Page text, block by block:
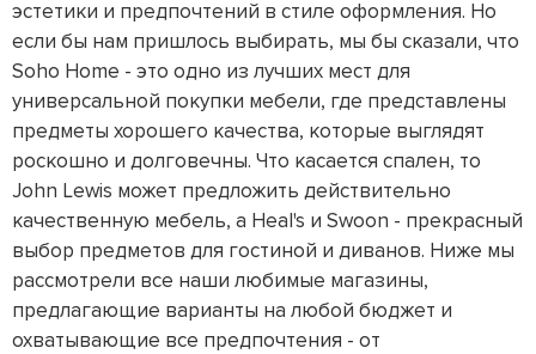
эстетики и предпочтений в стиле оформления. Но
если бы нам пришлось выбирать, мы бы сказали, что
Soho Home - это одно из лучших мест для
универсальной покупки мебели, где представлены
предметы хорошего качества, которые выглядят
роскошно и долговечны. Что касается спален, то
John Lewis может предложить действительно
качественную мебель, а Heal's и Swoon - прекрасный
выбор предметов для гостиной и диванов. Ниже мы
рассмотрели все наши любимые магазины,
предлагающие варианты на любой бюджет и
охватывающие все предпочтения - от